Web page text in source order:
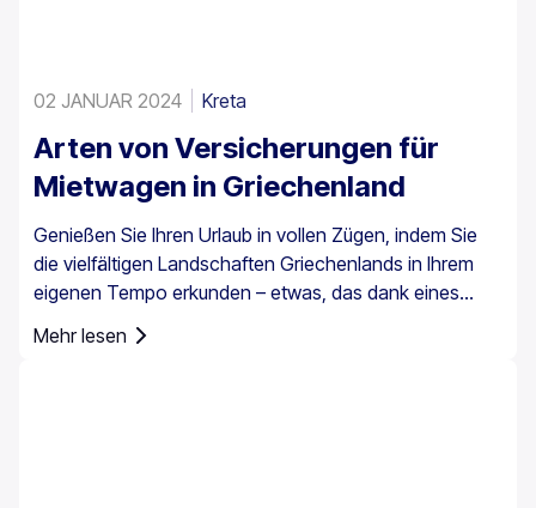
02 JANUAR 2024 Kreta
Arten von Versicherungen für
Mietwagen in Griechenland
Genießen Sie Ihren Urlaub in vollen Zügen, indem Sie
die vielfältigen Landschaften Griechenlands in Ihrem
eigenen Tempo erkunden – etwas, das dank eines
wichtig zu wissen, dass eine Autoversicherung in
Mehr lesen